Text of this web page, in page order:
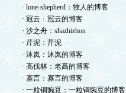
· lone-shepherd：牧人的博客
· 冠云：冠云的博客
· 沙之舟：shazhizhou
· 芹泥：芹泥
· 沐岚：沐岚的博客
· 高伐林：老高的博客
· 寡言：寡言的博客
· 一粒铜豌豆：一粒铜豌豆的博客